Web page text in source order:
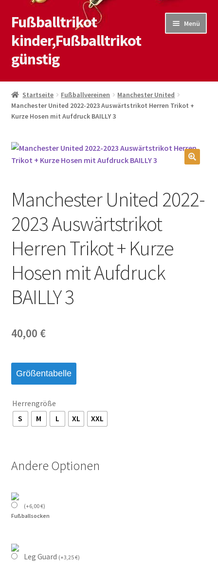
Zur
Navigation
springen
Zum
Inhalt
springen
Fußballtrikot
kinder,Fußballtrikot
günstig
Menü
Start
Blog
Kontaktiere uns
Shop
Startseite Fußballvereinen
Manchester United
Manchester United 2022-2023 Auswärtstrikot Herren Trikot +
Kurze Hosen mit Aufdruck BAILLY 3
Manchester United 2022-
2023 Auswärtstrikot
Herren Trikot + Kurze
Hosen mit Aufdruck
BAILLY 3
40,00 €
Größentabelle
Herrengröße
S
M L XL XXL
Andere Optionen
(+6,00€)
Fußballsocken
Leg Guard (+3,25€)